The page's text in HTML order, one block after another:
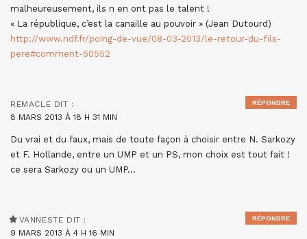
malheureusement, ils n en ont pas le talent !
« La république, c’est la canaille au pouvoir » (Jean Dutourd)
http://www.ndf.fr/poing-de-vue/08-03-2013/le-retour-du-fils-
pere#comment-50552
REMACLE DIT :
8 MARS 2013 À 18 H 31 MIN
Du vrai et du faux, mais de toute façon à choisir entre N. Sarkozy
et F. Hollande, entre un UMP et un PS, mon choix est tout fait !
ce sera Sarkozy ou un UMP…
RÉPONDRE
VANNESTE DIT :
9 MARS 2013 À 4 H 16 MIN
RÉPONDRE